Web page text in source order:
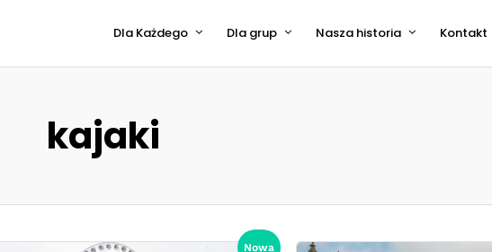
Dla Każdego Dla grup Nasza historia Kontakt
kajaki
Nowa